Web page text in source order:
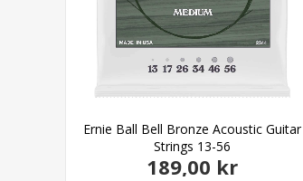
Ernie Ball Bell Bronze Acoustic Guitar
Strings 13-56
189,00 kr